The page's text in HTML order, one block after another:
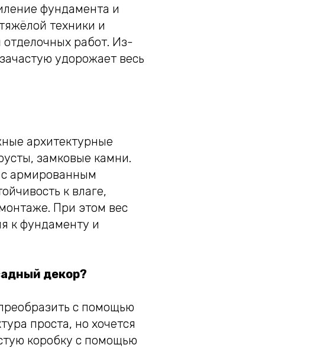
фундамента и
техники и
работ. Из-
удорожает весь
архитектурные
замковые камни.
с армированным
к влаге,
При этом вес
к фундаменту и
декор?
с помощью
проста, но хочется
коробку с помощью